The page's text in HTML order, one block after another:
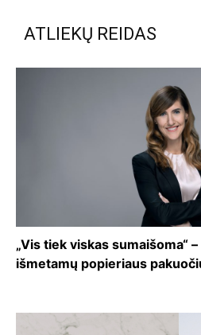
ATLIEKŲ REIDAS
„Vis tiek viskas sumaišoma“
išmetamų popieriaus